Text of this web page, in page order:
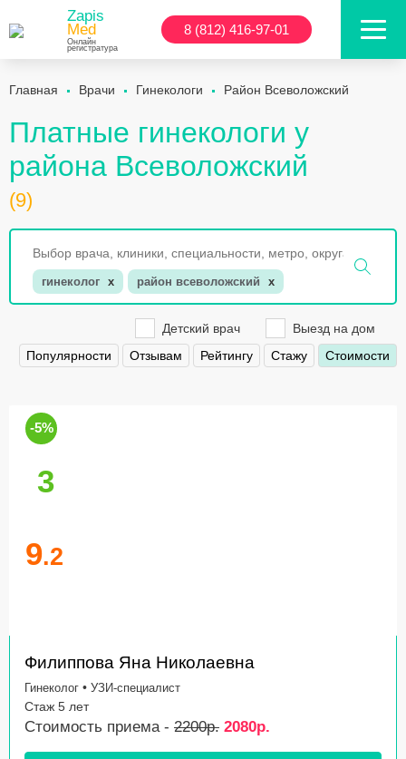
Zapis
Med
Онлайн
регистратура
8 (812) 416-97-01
Главная Врачи Гинекологи Район Всеволожский
Платные гинекологи у
района Всеволожский
(9)
гинеколог x район всеволожский x
Детский врач
Выезд на дом
Популярности
Отзывам Рейтингу Стажу Стоимости
-5%
3
9.2
Филиппова Яна Николаевна
Гинеколог • УЗИ-специалист
Стаж 5 лет
Стоимость приема - 2200р. 2080р.